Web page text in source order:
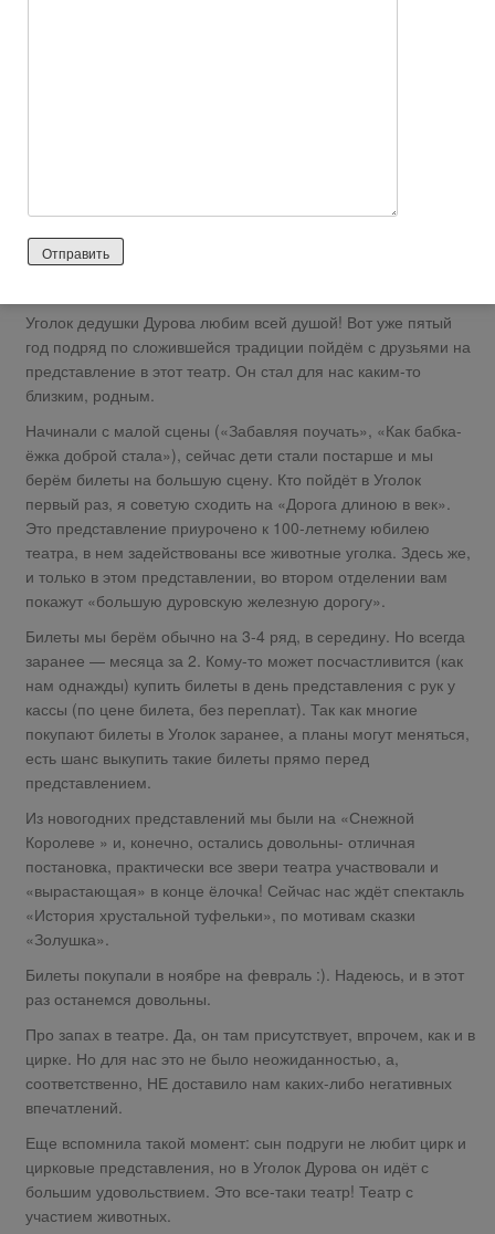
Положительный отзыв
Уголок дедушки Дурова любим всей душой! Вот уже пятый
год подряд по сложившейся традиции пойдём с друзьями на
представление в этот театр. Он стал для нас каким-то
близким, родным.
Начинали с малой сцены («Забавляя поучать», «Как бабка-
ёжка доброй стала»), сейчас дети стали постарше и мы
берём билеты на большую сцену. Кто пойдёт в Уголок
первый раз, я советую сходить на «Дорога длиною в век».
Это представление приурочено к 100-летнему юбилею
театра, в нем задействованы все животные уголка. Здесь же,
и только в этом представлении, во втором отделении вам
покажут «большую дуровскую железную дорогу».
Билеты мы берём обычно на 3-4 ряд, в середину. Но всегда
заранее — месяца за 2. Кому-то может посчастливится (как
нам однажды) купить билеты в день представления с рук у
кассы (по цене билета, без переплат). Так как многие
покупают билеты в Уголок заранее, а планы могут меняться,
есть шанс выкупить такие билеты прямо перед
представлением.
Из новогодних представлений мы были на «Снежной
Королеве » и, конечно, остались довольны- отличная
постановка, практически все звери театра участвовали и
«вырастающая» в конце ёлочка! Сейчас нас ждёт спектакль
«История хрустальной туфельки», по мотивам сказки
«Золушка».
Билеты покупали в ноябре на февраль :). Надеюсь, и в этот
раз останемся довольны.
Про запах в театре. Да, он там присутствует, впрочем, как и в
цирке. Но для нас это не было неожиданностью, а,
соответственно, НЕ доставило нам каких-либо негативных
впечатлений.
Еще вспомнила такой момент: сын подруги не любит цирк и
цирковые представления, но в Уголок Дурова он идёт с
большим удовольствием. Это все-таки театр! Театр с
участием животных.